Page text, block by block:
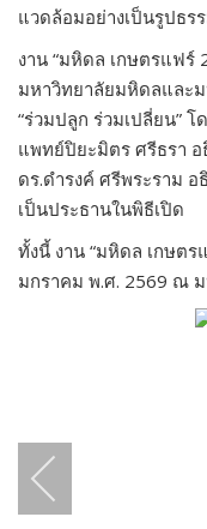
แวดล้อมอย่างเป็นรูปธร
งาน “มหิดล เกษตรแฟร์
มหาวิทยาลัยมหิดลและ
“ร่วมปลูก ร่วมเปลี่ยน”
แพทย์ปิยะมิตร ศรีธรา
ดร.ดำรงค์ ศรีพระราม
เป็นประธานในพิธีเปิด
ทั้งนี้ งาน “มหิดล เกษต
มกราคม พ.ศ. 2569 ณ